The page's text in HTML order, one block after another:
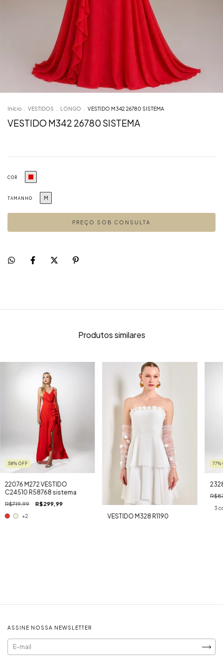
Início VESTIDOS LONGO VESTIDO M342 26780 SISTEMA
VESTIDO M342 26780 SISTEMA
COR
TAMANHO M
Produtos similares
58% OFF
22076 M272 VESTIDO
C24510 R58768 sistema
R$719,99 R$299,99
+2 VESTIDO M328 R1190
77%
3
ASSINE NOSSA NEWSLETTER